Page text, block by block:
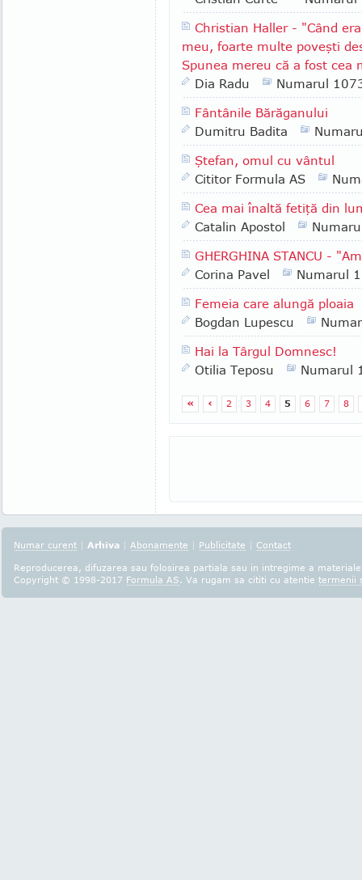
Christian Haller - "Când
meu, foarte multe poveşti
Spunea mereu că a fost cea
Dia Radu
Numarul
Fântânile Bărăganului
Dumitru Badita
Ştefan, omul cu vântul
Cititor Formula AS
Cea mai înaltă fetiţă din
Catalin Apostol
GHERGHINA STANCU -
Corina Pavel
Numarul
Femeia care alungă ploaia
Bogdan Lupescu
Hai la Târgul Domnesc!
Otilia Teposu
Numarul
« ‹ 2 3 4 5 6 7 8
Numar curent | Arhiva | Abonamente | Publicitate | Contact
Reproducerea, difuzarea sau folosirea partiala sau in intregime a
Copyright © 1998-2017 Formula AS. Va rugam sa cititi cu atentie termenii